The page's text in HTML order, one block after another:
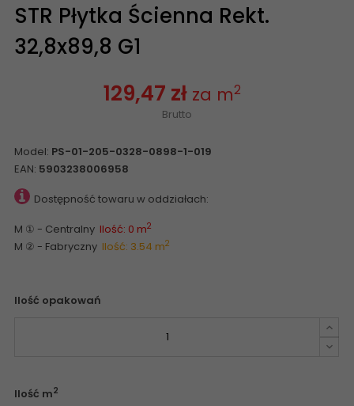
STR Płytka Ścienna Rekt.
32,8x89,8 G1
129,47 zł za m2
Brutto
Model: PS-01-205-0328-0898-1-019
EAN: 5903238006958
Dostępność towaru w oddziałach:
M ① - Centralny Ilość: 0 m2
M ② - Fabryczny Ilość: 3.54 m2
Ilość opakowań
Ilość m2